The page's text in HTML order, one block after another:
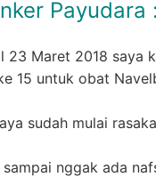
Payudara :
23 Maret 2018 saya
15 untuk obat
sudah mulai
nggak ada